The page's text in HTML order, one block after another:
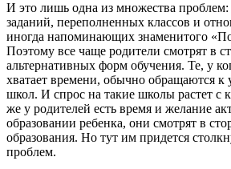
И это лишь одна из множества
заданий, переполненных классов и
иногда напоминающих знаменитого
Поэтому все чаще родители смотрят в
альтернативных форм обучения. Те, у
хватает времени, обычно обращаются к
школ. И спрос на такие школы растет с
же у родителей есть время и желание
образовании ребенка, они смотрят в
образования. Но тут им придется
проблем.